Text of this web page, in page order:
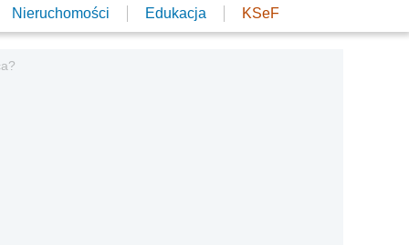
Nieruchomości Edukacja KSeF